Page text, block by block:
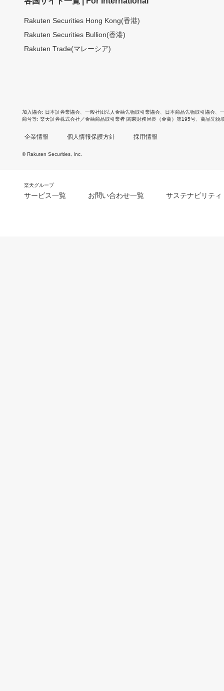
Rakuten Securities Hong Kong(香港)
Rakuten Securities Bullion(香港)
Rakuten Trade(マレーシア)
加入協会 日本証券業協会 一般社団法人金融先物取引業協会 日本商品先物取引協会
商号等 楽天証券株式会社／金融商品取引業者 関東財務局長（金商）第195号、商品先物
企業情報 個人情報保護方針 採用情報
© Rakuten Securities, Inc.
楽天グループ
サービス一覧 お問い合わせ一覧 サステナビリティ